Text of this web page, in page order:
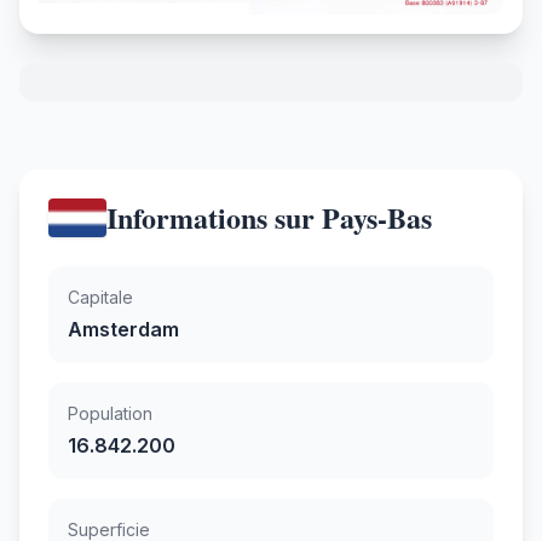
Informations sur Pays-Bas
Capitale
Amsterdam
Population
16.842.200
Superficie